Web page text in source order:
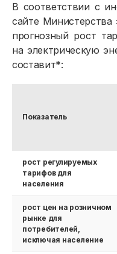
В соответствии с
сайте Министерства
прогнозный рост
на электрическую
составит*:
Показатель
рост регулируемых
тарифов для
населения
рост цен на розничном
рынке для
потребителей,
исключая население